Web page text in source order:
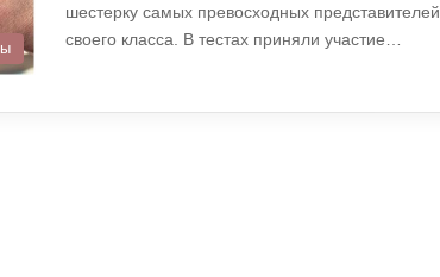
шестерку самых превосходных представителей
своего класса. В тестах приняли участие…